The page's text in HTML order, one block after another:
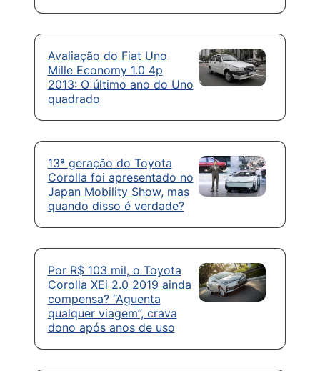
Avaliação do Fiat Uno
Mille Economy 1.0 4p
2013: O último ano do Uno
quadrado
13ª geração do Toyota
Corolla foi apresentado no
Japan Mobility Show, mas
quando disso é verdade?
Por R$ 103 mil, o Toyota
Corolla XEi 2.0 2019 ainda
compensa? “Aguenta
qualquer viagem”, crava
dono após anos de uso